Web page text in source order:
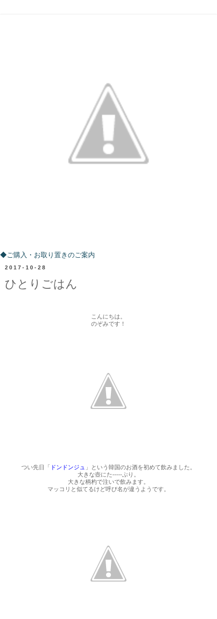
◆ご購入・お取り置きのご案内
2017-10-28
ひとりごはん
こんにちは。
のぞみです！
つい先日「 ドンドンジュ 」という韓国のお酒を初めて飲みました。
大きな壺にた-----ぷり。
大きな柄杓で注いで飲みます。
マッコリと似てるけど呼び名が違うようです。